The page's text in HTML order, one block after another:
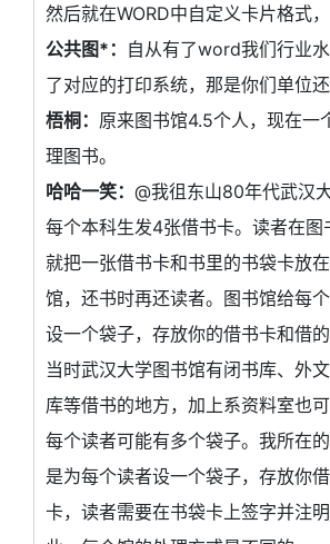
然后就在WORD中自定义卡片格式，
公共图*： 自从有了word我们行业
了对应的打印系统，那是你们单位还
梧桐： 原来图书馆4.5个人，现在一
理图书。
哈哈一笑： @我徂东山80年代武汉
每个本科生发4张借书卡。读者在图
就把一张借书卡和书里的书袋卡放
馆，还书时再还读者。图书馆给每
设一个袋子，存放你的借书卡和借的
当时武汉大学图书馆有闭书库、外
库等借书的地方，加上系资料室也
每个读者可能有多个袋子。我所在
是为每个读者设一个袋子，存放你
卡，读者需要在书袋卡上签字并注